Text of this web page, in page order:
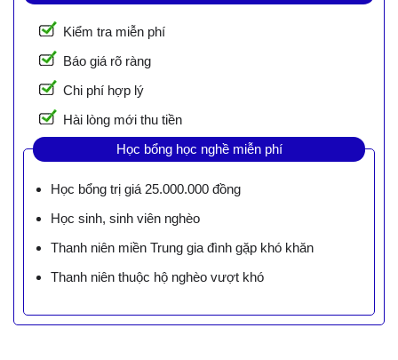
Kiểm tra miễn phí
Báo giá rõ ràng
Chi phí hợp lý
Hài lòng mới thu tiền
Học bổng học nghề miễn phí
Học bổng trị giá 25.000.000 đồng
Học sinh, sinh viên nghèo
Thanh niên miền Trung gia đình gặp khó khăn
Thanh niên thuộc hộ nghèo vượt khó